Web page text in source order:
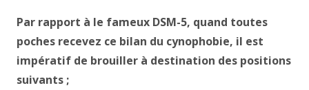
Par rapport à le fameux DSM-5, quand toutes
poches recevez ce bilan du cynophobie, il est
impératif de brouiller à destination des positions
suivants ;